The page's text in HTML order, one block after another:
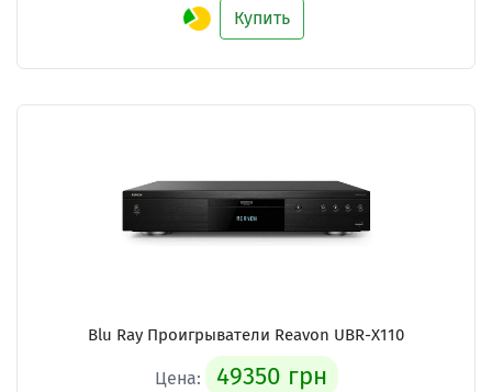
Купить
Blu Ray Проигрыватели Reavon UBR-X110
Цена: 49350 грн